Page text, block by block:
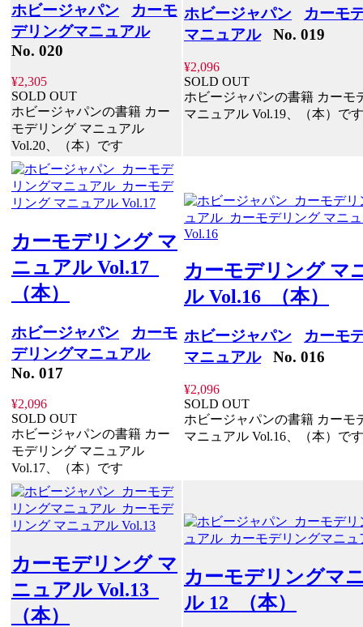
ホビージャパン
カーモ
デリングマニュアル
No. 020
¥2,305
SOLD OUT
ホビージャパンの書籍 カー
モデリング マニュアル
Vol.20、（本）です
ホビージャパン
カーモ
マニュアルNo. 019
¥2,096
SOLD OUT
ホビージャパンの書籍 カーモ
マニュアル Vol.19、（本）です
カーモデリング マ
ニュアル Vol.17
（本）
ホビージャパン
カーモ
デリングマニュアル
No. 017
¥2,096
SOLD OUT
ホビージャパンの書籍 カー
モデリング マニュアル
Vol.17、（本）です
カーモデリング マ
ル Vol.16 （本）
ホビージャパン
カーモ
マニュアルNo. 016
¥2,096
SOLD OUT
ホビージャパンの書籍 カーモ
マニュアル Vol.16、（本）です
カーモデリング マ
ニュアル Vol.13
（本）
カーモデリングマ
ル 12 （本）